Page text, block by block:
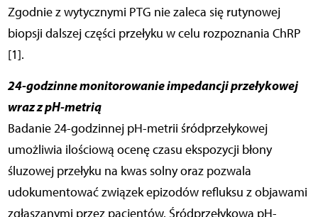
Zgodnie z wytycznymi PTG nie zaleca się rutynowej
biopsji dalszej części przełyku w celu rozpoznania ChRP
[1].
24-godzinne monitorowanie impedancji przełykowej
wraz z pH-metrią
Badanie 24-godzinnej pH-metrii śródprzełykowej
umożliwia ilościową ocenę czasu ekspozycji błony
śluzowej przełyku na kwas solny oraz pozwala
udokumentować związek epizodów refluksu z objawami
zgłaszanymi przez pacjentów. Śródprzełykowa pH-